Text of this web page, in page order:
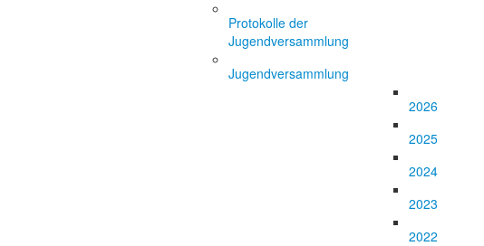
Protokolle der
Jugendversammlung
Jugendversammlung
2026
2025
2024
2023
2022